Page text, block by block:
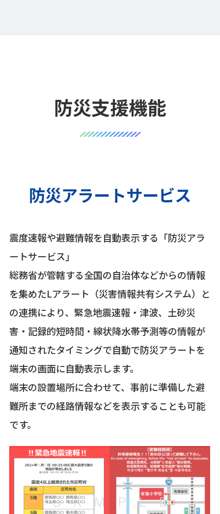
防災支援機能
防災アラートサービス
震度速報や避難情報を自動表示する「防災アラ
ートサービス」
総務省が管轄する全国の自治体などからの情報
を集めたLアラート（災害情報共有システム）と
の連携により、緊急地震速報・津波、土砂災
害・記録的短時間・線状降水帯予測等の情報が
通知されたタイミングで自動で防災アラートを
端末の画面に自動表示します。
端末の設置場所に合わせて、事前に準備した避
難所までの経路情報などを表示することも可能
です。